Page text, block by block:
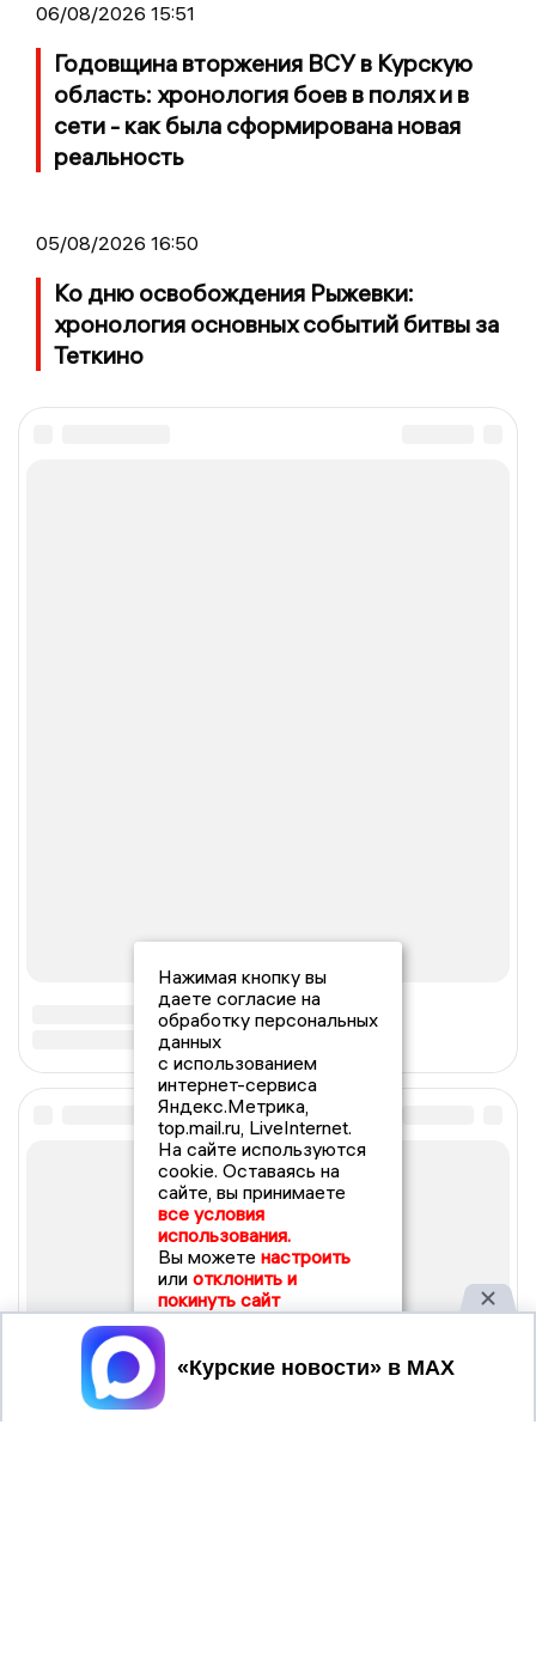
06/08/2026 15:51
Годовщина вторжения ВСУ в Курскую
область: хронология боев в полях и в
сети - как была сформирована новая
реальность
05/08/2026 16:50
Ко дню освобождения Рыжевки:
хронология основных событий битвы за
Теткино
Нажимая кнопку вы
даете согласие на
обработку персональных
данных
с использованием
интернет-сервиса
Яндекс.Метрика,
top.mail.ru, LiveInternet.
На сайте используются
cookie. Оставаясь на
сайте, вы принимаете
все условия
использования.
Вы можете настроить
или отклонить и
покинуть сайт
Принять